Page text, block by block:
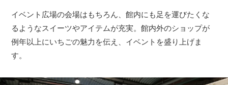
イベント広場の会場はもちろん、館内にも足を運びたくな
るようなスイーツやアイテムが充実。館内外のショップが
例年以上にいちごの魅力を伝え、イベントを盛り上げま
す。